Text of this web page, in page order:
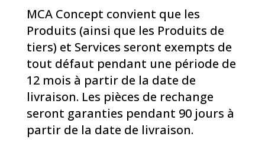
MCA Concept convient que les
Produits (ainsi que les Produits de
tiers) et Services seront exempts de
tout défaut pendant une période de
12 mois à partir de la date de
livraison. Les pièces de rechange
seront garanties pendant 90 jours à
partir de la date de livraison.